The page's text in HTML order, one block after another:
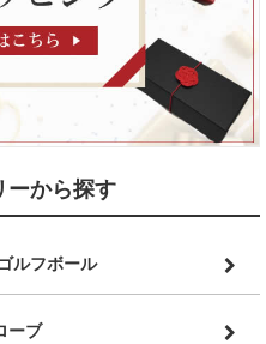
ーから探す
ルフボール
ーブ